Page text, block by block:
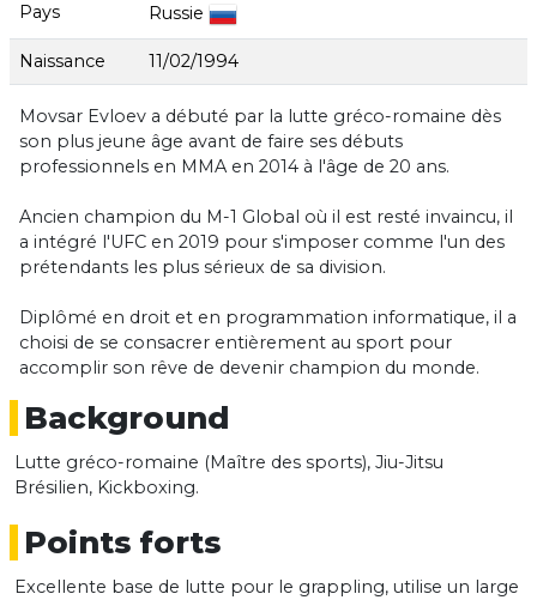
Pays Russie
Naissance 11/02/1994
Movsar Evloev a débuté par la lutte gréco-romaine dès
son plus jeune âge avant de faire ses débuts
professionnels en MMA en 2014 à l'âge de 20 ans.
Ancien champion du M-1 Global où il est resté invaincu, il
a intégré l'UFC en 2019 pour s'imposer comme l'un des
prétendants les plus sérieux de sa division.
Diplômé en droit et en programmation informatique, il a
choisi de se consacrer entièrement au sport pour
accomplir son rêve de devenir champion du monde.
Background
Lutte gréco-romaine (Maître des sports), Jiu-Jitsu
Brésilien, Kickboxing.
Points forts
Excellente base de lutte pour le grappling, utilise un large